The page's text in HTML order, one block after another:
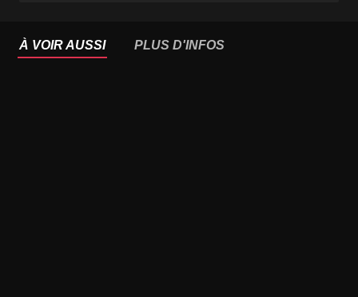
À VOIR AUSSI PLUS D'INFOS